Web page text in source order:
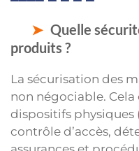
Quelle
produits ?
La sécurisation des
non négociable.
dispositifs physiques
contrôle d’accès,